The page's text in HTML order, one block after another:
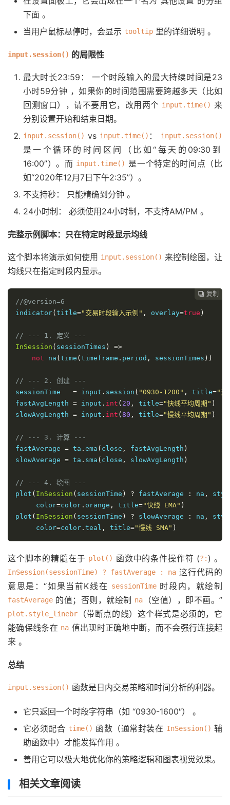
下面 。
当用户鼠标悬停时，会显示 tooltip 里的详细说明 。
input.session() 的局限性
最大时长23:59：
一个时段输入的最大持续时间是23
小时59分钟 ，如果你的时间范围需要跨越多天（比如
回测窗口），请不要用它，改用两个 input.time() 来
分别设置开始和结束日期。
input.session() vs input.time() ： input.session()
是一个循环的 时间区间（比如“每天的09:30到
16:00”）。而 input.time() 是一个特定的时间点（比
如“2020年12月7日下午2:35”） 。
不支持秒：
只能精确到分钟 。
24小时制：
必须使用24小时制，不支持AM/PM 。
完整示例脚本：只在特定时段显示均线
这个脚本将演示如何使用 input.session() 来控制绘图，让
均线只在指定时段内显示。
 复制
 复制
 复制
//@version=6
indicator( title="交易时段输入示例" , overlay=true )
// --- 1. 定义 ---
InSession ( sessionTimes )
=>
not na ( time ( timeframe . period , sessionTimes ))
// --- 2. 创建 ---
sessionTime = input . session ( "0930-1200" , title="交
fastAvgLength = input . int ( 20 , title="快线平均周期" )
slowAvgLength = input . int ( 80 , title="慢线平均周期" )
// --- 3. 计算 ---
fastAverage = ta . ema ( close , fastAvgLength )
slowAverage = ta . sma ( close , slowAvgLength )
// --- 4. 绘图 ---
plot ( InSession ( sessionTime ) ? fastAverage : na ,
     color
=color . orange , title="快线 EMA" )
plot ( InSession ( sessionTime ) ? slowAverage : na ,
     color
=color . teal , title="慢线 SMA" )
这个脚本的精髓在于 plot() 函数中的条件操作符 (?: )。
InSession(sessionTime) ? fastAverage : na 这行代码的
意思是：“如果当前K线在
sessionTime时段内，就绘制
fastAverage 的值；否则，就绘制 na （空值），即不画。”
plot.style_linebr
（带断点的线）这个样式是必须的，它
能确保线条在 na 值出现时正确地中断，而不会强行连接起
来 。
总结
input.session() 函数是日内交易策略和时间分析的利器。
它只返回一个时段字符串 （如 “0930-1600″） 。
它必须配合 time() 函数（通常封装在 InSession() 辅
助函数中）才能发挥作用 。
善用它可以极大地优化你的策略逻辑和图表视觉效果。
相关文章阅读